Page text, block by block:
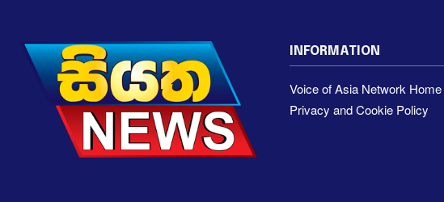
INFORMATION
Voice of Asia Network Home
Privacy and Cookie Policy